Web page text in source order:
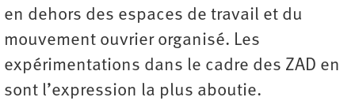
en dehors des espaces de travail et du
mouvement ouvrier organisé. Les
expérimentations dans le cadre des ZAD en
sont l’expression la plus aboutie.